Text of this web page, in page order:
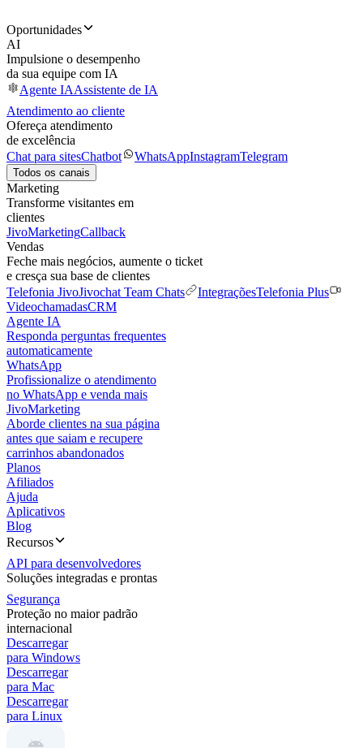
Oportunidades
AI
Impulsione o desempenho
da sua equipe com IA
Agente IAAssistente de IA
Atendimento ao cliente
Ofereça atendimento
de excelência
Chat para sitesChatbot WhatsAppInstagramTelegram
Todos os canais
Marketing
Transforme visitantes em
clientes
JivoMarketingCallback
Vendas
Feche mais negócios, aumente o ticket
e cresça sua base de clientes
Telefonia JivoJivochat Team Chats IntegraçõesTelefonia Plus
VideochamadasCRM
Agente IA
Responda perguntas frequentes
automaticamente
WhatsApp
Profissionalize o atendimento
no WhatsApp e venda mais
JivoMarketing
Aborde clientes na sua página
antes que saiam e recupere
carrinhos abandonados
Planos
Afiliados
Ajuda
Aplicativos
Blog
Recursos
API para desenvolvedores
Soluções integradas e prontas
Segurança
Proteção no maior padrão
internacional
Descarregar
para Windows
Descarregar
para Mac
Descarregar
para Linux